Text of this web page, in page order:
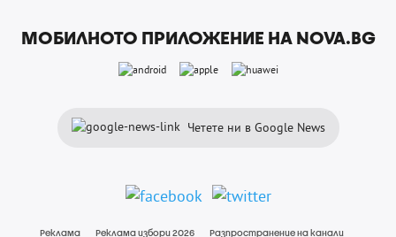
МОБИЛНОТО ПРИЛОЖЕНИЕ НА NOVA.BG
Четете ни в Google News
Реклама Реклама избори 2026 Разпространение на канали